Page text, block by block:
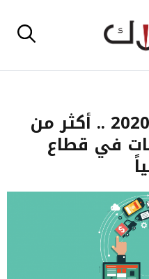
تجاوزت مستهدف 2020 .. أكثر من
في قطاع